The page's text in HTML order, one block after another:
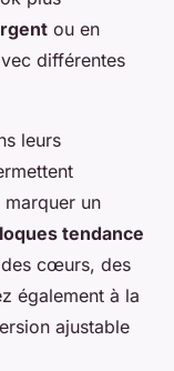
ou en
différentes
leurs
un
tendance
cœurs, des
également à la
ajustable